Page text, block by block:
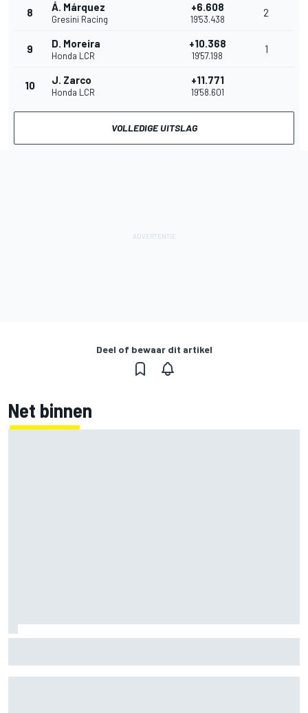
8 Á. Márquez
Gresini Racing
+6.608
19'53.438
2
9 D. Moreira
Honda LCR
+10.368
19'57.198
1
10 J. Zarco
Honda LCR
+11.771
19'58.601
VOLLEDIGE UITSLAG
Deel of bewaar dit artikel
Net binnen